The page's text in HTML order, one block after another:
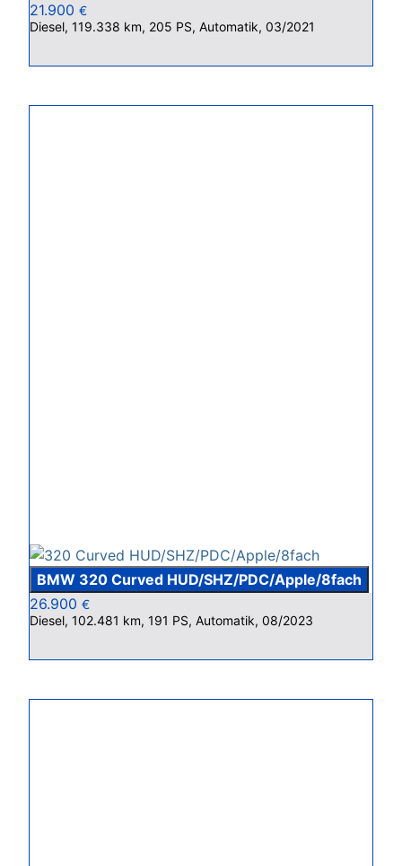
21.900 €
Diesel, 119.338 km, 205 PS, Automatik, 03/2021
BMW 320 Curved HUD/SHZ/PDC/Apple/8fach
26.900 €
Diesel, 102.481 km, 191 PS, Automatik, 08/2023